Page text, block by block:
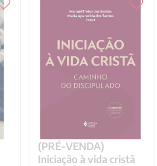
(PRÉ-VENDA)
Iniciação à vida cristã